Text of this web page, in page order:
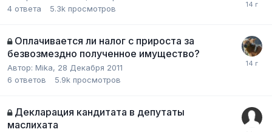
4 ответа 5.3k просмотров
Оплачивается ли налог с прироста за
безвозмездно полученное имущество?
Автор: Mika, 28 Декабря 2011
6 ответов 5.9k просмотров
Декларация кандитата в депутаты
маслихата